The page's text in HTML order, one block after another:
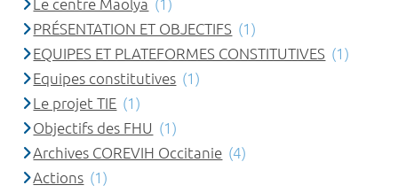
Le centre Maolya (1)
PRÉSENTATION ET OBJECTIFS (1)
EQUIPES ET PLATEFORMES CONSTITUTIVES (1)
Equipes constitutives (1)
Le projet TIE (1)
Objectifs des FHU (1)
Archives COREVIH Occitanie (4)
Actions (1)